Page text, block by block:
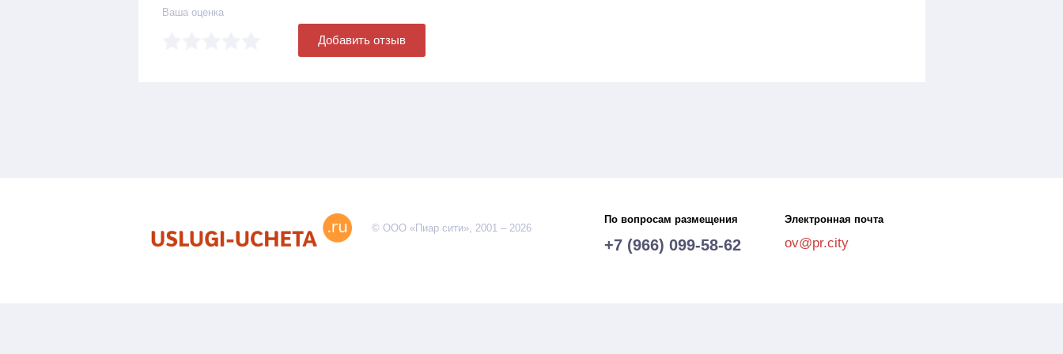
Ваша оценка
Добавить отзыв
© ООО «Пиар сити», 2001 – 2026
По вопросам размещения
+7 (966) 099-58-62
Электронная почта
ov@pr.city